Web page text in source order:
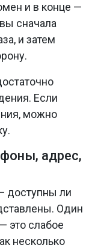
и в конце —
сначала
и затем
Если
можно
адрес,
доступны ли
Один
это слабое
несколько